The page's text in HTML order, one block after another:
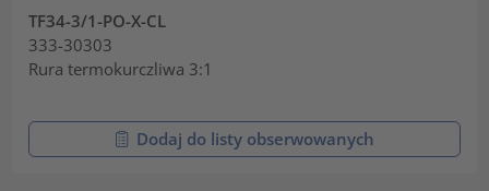
TF34-3/1-PO-X-CL
333-30303
Rura termokurczliwa 3:1
Dodaj do listy obserwowanych